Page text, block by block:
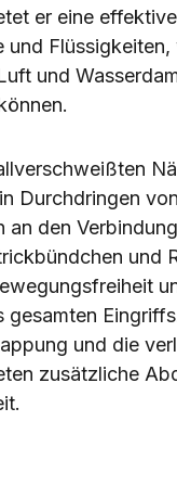
er eine
und Flüssigkeiten,
und
Durchdringen von
an den
und
gesamten
und die
zusätzliche